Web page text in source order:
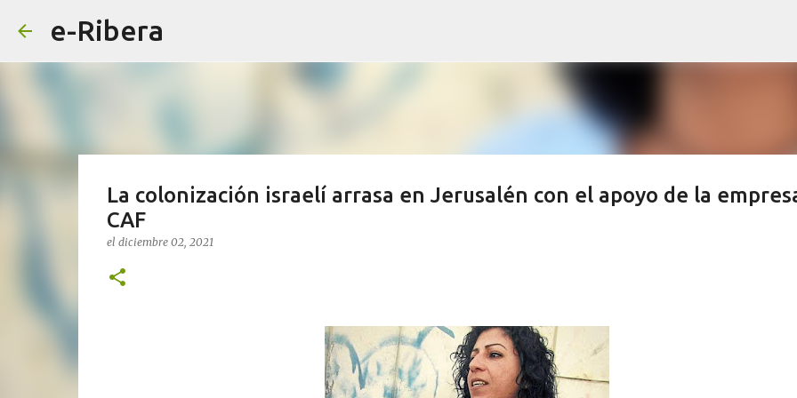
e-Ribera
La colonización israelí arrasa en Jerusalén con el apoyo de la
CAF
el diciembre 02, 2021